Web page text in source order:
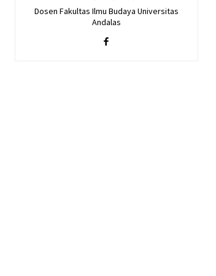
Dosen Fakultas Ilmu Budaya Universitas
Andalas